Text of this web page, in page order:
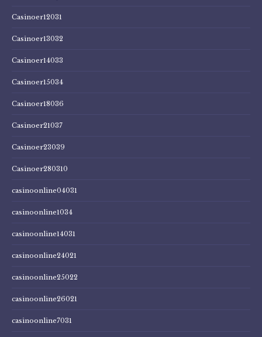
Casinoer12031
Casinoer13032
Casinoer14033
Casinoer15034
Casinoer18036
Casinoer21037
Casinoer23039
Casinoer280310
casinoonline04031
casinoonline1034
casinoonline14031
casinoonline24021
casinoonline25022
casinoonline26021
casinoonline7031